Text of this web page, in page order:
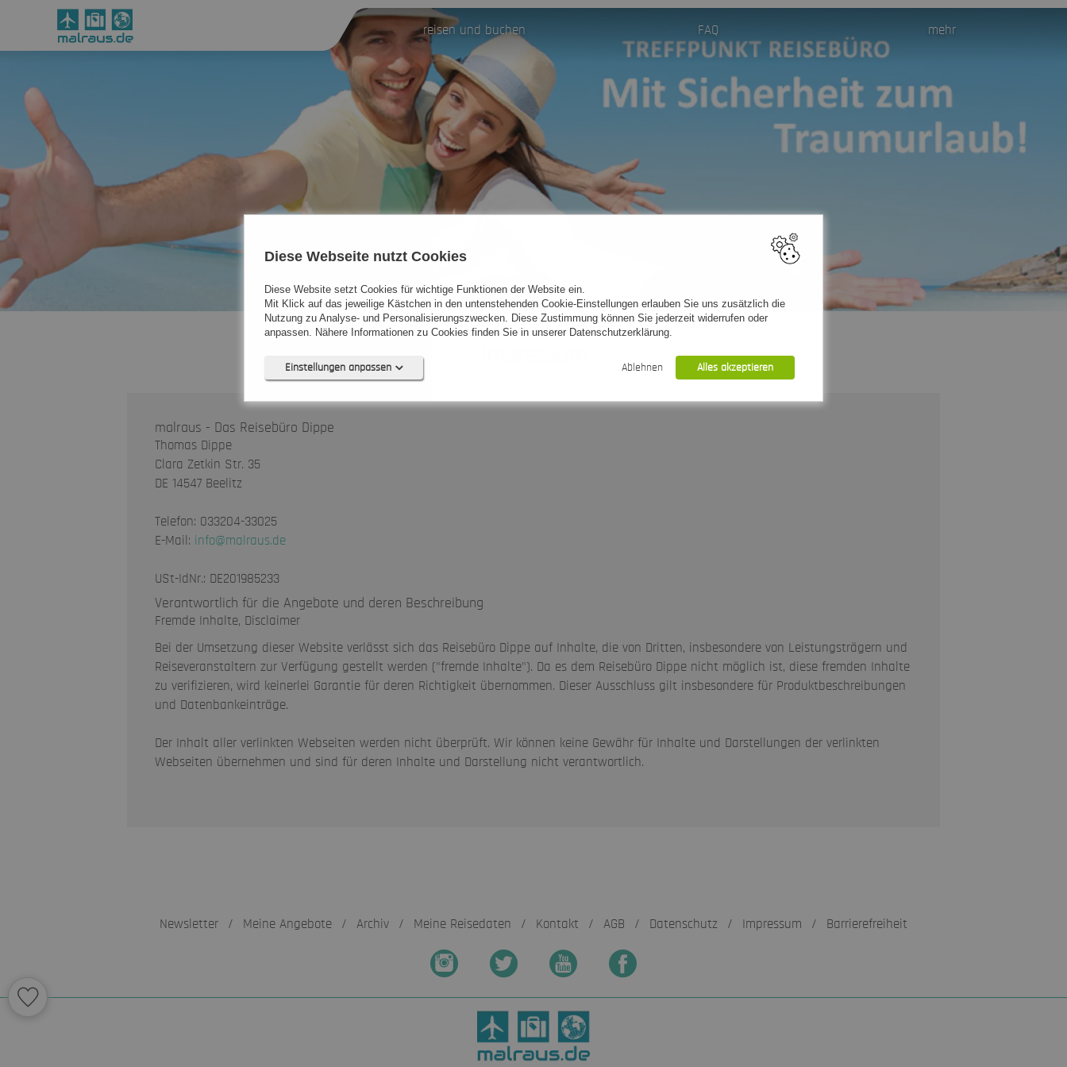
reisen und buchen FAQ mehr
malraus - Das Reisebüro Dippe
Thomas Dippe
Clara Zetkin Str. 35
DE 14547 Beelitz
Telefon: 033204-33025
E-Mail: info@malraus.de
USt-IdNr.: DE201985233
Verantwortlich für die Angebote und deren Beschreibung
Fremde Inhalte, Disclaimer
Bei der Umsetzung dieser Website verlässt sich das Reisebüro Dippe auf Inhalte, die von Dritten, insbesondere von Leistungsträgern und
Reiseveranstaltern zur Verfügung gestellt werden ("fremde Inhalte"). Da es dem Reisebüro Dippe nicht möglich ist, diese fremden Inhalte
zu verifizieren, wird keinerlei Garantie für deren Richtigkeit übernommen. Dieser Ausschluss gilt insbesondere für Produktbeschreibungen
und Datenbankeinträge.
Der Inhalt aller verlinkten Webseiten werden nicht überprüft. Wir können keine Gewähr für Inhalte und Darstellungen der verlinkten
Webseiten übernehmen und sind für deren Inhalte und Darstellung nicht verantwortlich.
Newsletter / Meine Angebote / Archiv / Meine Reisedaten / Kontakt / AGB / Datenschutz / Impressum / Barrierefreiheit
Diese Webseite nutzt Cookies
Diese Website setzt Cookies für wichtige Funktionen der Website ein.
Mit Klick auf das jeweilige Kästchen in den untenstehenden Cookie-Einstellungen erlauben Sie uns zusätzlich die
Nutzung zu Analyse- und Personalisierungszwecken. Diese Zustimmung können Sie jederzeit widerrufen oder
anpassen. Nähere Informationen zu Cookies finden Sie in unserer Datenschutzerklärung.
Einstellungen anpassen Ablehnen Alles akzeptieren